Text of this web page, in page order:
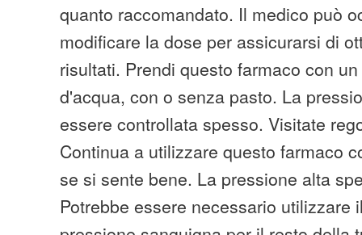
quanto raccomandato. Il medico può
modificare la dose per assicurarsi di
risultati. Prendi questo farmaco con
d'acqua, con o senza pasto. La
essere controllata spesso. Visitate
Continua a utilizzare questo farmaco
se si sente bene. La pressione alta
Potrebbe essere necessario utilizzare